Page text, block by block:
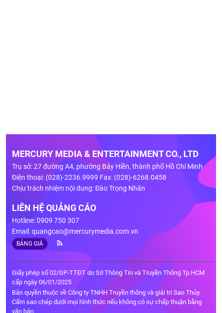
MERCURY MEDIA & ENTERTAINMENT CO., LTD
Trụ sở: 27 đường A4, phường Bảy Hiền, thành phố Hồ Chí Minh
Điện thoại: (028)-2236.9999 Fax: (028)-6268.0458
Chịu trách nhiệm nội dung: Đào Trọng Nhân
LIÊN HỆ QUẢNG CÁO
Hotline: 0909 750 307
Email:quangcao@mercurymedia.com.vn
BẢNG GIÁ
Giấy phép số 02/GP-TTĐT do Sở Thông Tin và Truyền Thông Tp.HCM
cấp ngày 06/01/2025
Bản quyền thuộc về Công ty TNHH Truyền thông và giải trí Sao Thủy.
Cấm sao chép dưới mọi hình thức nếu không có sự chấp thuận bằng
văn bản.